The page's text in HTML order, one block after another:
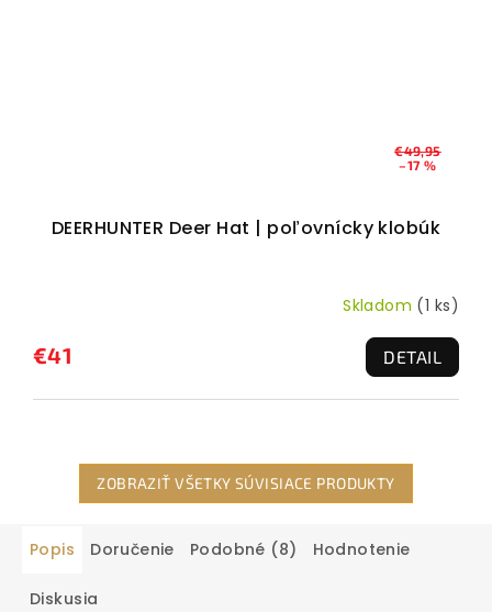
€49,95
–17 %
DEERHUNTER Deer Hat | poľovnícky klobúk
Skladom (1 ks)
€41 DETAIL
ZOBRAZIŤ VŠETKY SÚVISIACE PRODUKTY
Popis Doručenie Podobné (8) Hodnotenie
Diskusia